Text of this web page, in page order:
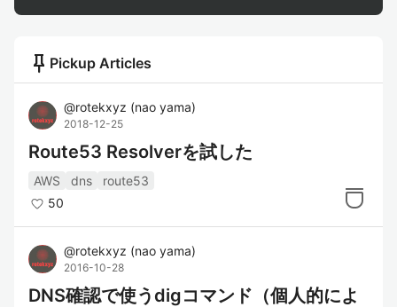
push_pin Pickup Articles
@rotekxyz (nao yama)
2018-12-25
Route53 Resolverを試した
AWS dns
route53
50
@rotekxyz (nao yama)
2016-10-28
DNS確認で使うdigコマンド（個人的によ